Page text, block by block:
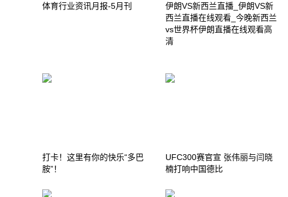
体育行业资讯月报-5月刊
伊朗VS新西兰直播_伊朗VS新
西兰直播在线观看_今晚新西兰
vs世界杯伊朗直播在线观看高
清
打卡！这里有你的快乐“多巴
胺”！
UFC300赛官宣 张伟丽与闫晓
楠打响中国德比